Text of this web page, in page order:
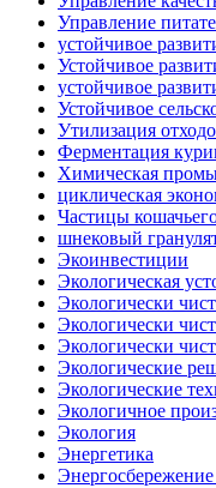
Управление
устойчивое
Устойчивое
устойчивое
Устойчивое
Утилизация
Ферментация
Химическая
циклическая
Частицы
шнековый
Экоинвестиции
Экологическая
Экологически
Экологически
Экологически
Экологические
Экологические
Экологичное
Экология
Энергетика